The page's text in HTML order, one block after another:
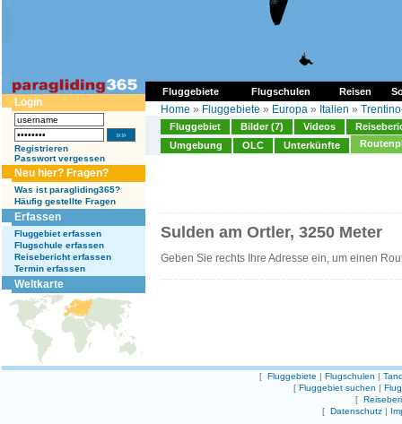
Fluggebiete Flugschulen Reisen
Login
Registrieren
Passwort vergessen
Neu hier? Fragen?
Was ist paragliding365?
Häufig gestellte Fragen
Erfassen
Fluggebiet erfassen
Flugschule erfassen
Reisebericht erfassen
Termin erfassen
Weltkarte
Home » Fluggebiete » Europa » Italien »
Fluggebiet Bilder (7) Videos
Umgebung
OLC Unterkünfte
Sulden am Ortler, 3250 Meter
Geben Sie rechts Ihre Adresse ein, um einen
[ Fluggebiete | Flugschulen |
[ Fluggebiet suchen |
[
[ Datenschutz |